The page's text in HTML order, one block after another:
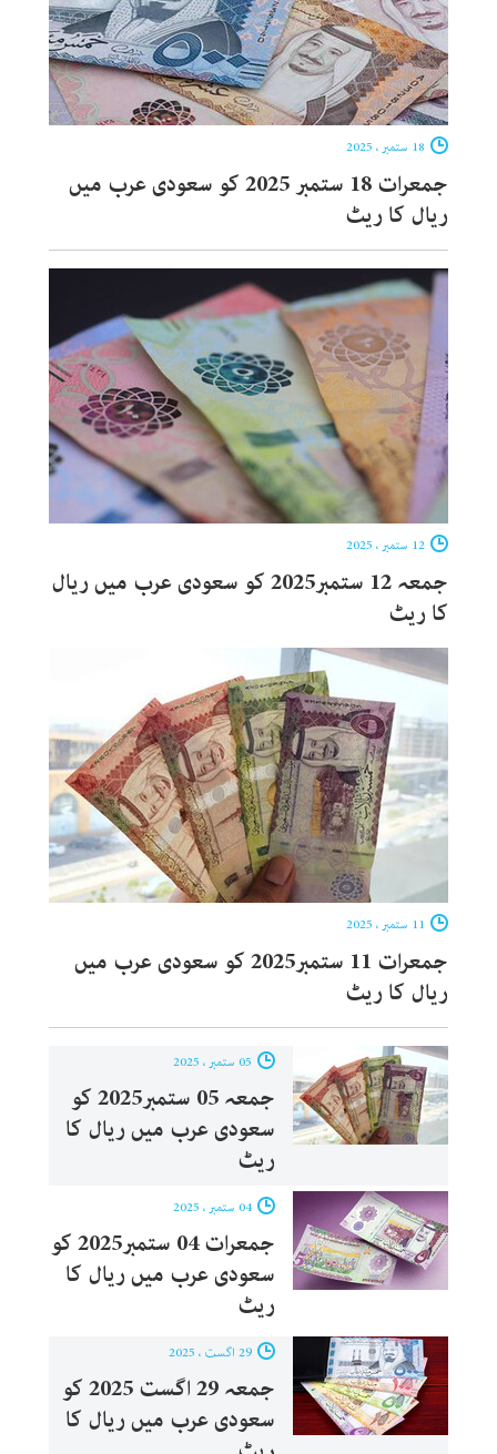
جمعرات 18 ستمبر 2025 کو سعودی عرب میں
ریال کا ریٹ
جمعہ 12 ستمبر2025 کو سعودی عرب میں ریال
کا ریٹ
جمعرات 11 ستمبر2025 کو سعودی عرب میں
ریال کا ریٹ
جمعہ 05 ستمبر2025 کو
سعودی عرب میں ریال کا
ریٹ
جمعرات 04 ستمبر2025 کو
سعودی عرب میں ریال کا
ریٹ
جمعہ 29 اگست 2025 کو
سعودی عرب میں ریال کا